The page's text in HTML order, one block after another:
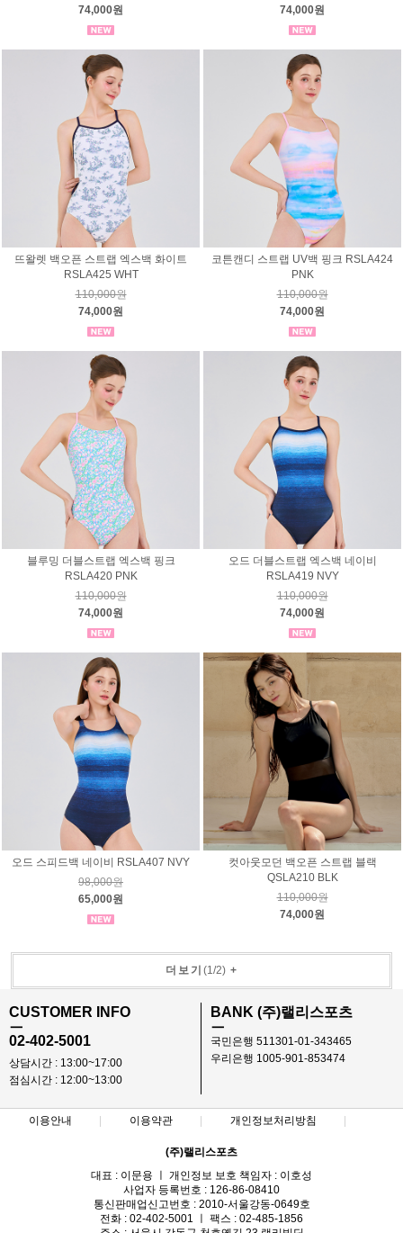
74,000원
74,000원
뜨왈렛 백오픈 스트랩 엑스백 화이트
RSLA425 WHT
110,000원
74,000원
코튼캔디 스트랩 UV백 핑크 RSLA424
PNK
110,000원
74,000원
블루밍 더블스트랩 엑스백 핑크
RSLA420 PNK
110,000원
74,000원
오드 더블스트랩 엑스백 네이비
RSLA419 NVY
110,000원
74,000원
오드 스피드백 네이비 RSLA407 NVY
98,000원
65,000원
컷아웃모던 백오픈 스트랩 블랙
QSLA210 BLK
110,000원
74,000원
더보기 (1/2)+
CUSTOMER INFO
ㅡ
02-402-5001
상담시간 : 13:00~17:00
점심시간 : 12:00~13:00
BANK (주)랠리스포츠
ㅡ
국민은행 511301-01-343465
우리은행 1005-901-853474
이용안내 이용약관 개인정보처리방침
(주)랠리스포츠
대표 : 이문용 ㅣ 개인정보 보호 책임자 : 이호성
사업자 등록번호 : 126-86-08410
통신판매업신고번호 : 2010-서울강동-0649호
전화 : 02-402-5001 ㅣ 팩스 : 02-485-1856